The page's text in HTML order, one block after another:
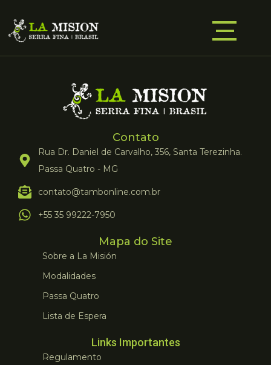
Contato
Rua Dr. Daniel de Carvalho, 356, Santa Terezinha.
Passa Quatro - MG
contato@tambonline.com.br
+55 35 99222-7950
Mapa do Site
Sobre a La Misión
Modalidades
Passa Quatro
Lista de Espera
Links Importantes
Regulamento